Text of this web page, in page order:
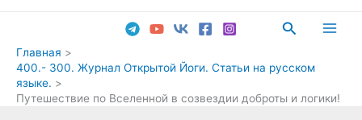
Поиск
Главная
400.- 300. Журнал Открытой Йоги. Статьи на русском
языке.
Путешествие по Вселенной в созвездии доброты и логики!